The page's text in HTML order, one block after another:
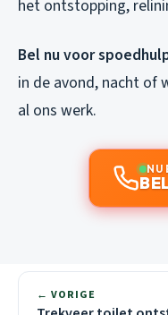
het ontstopping,
Bel nu voor
in de avond, nacht of
al ons werk.
NU
← VORIGE